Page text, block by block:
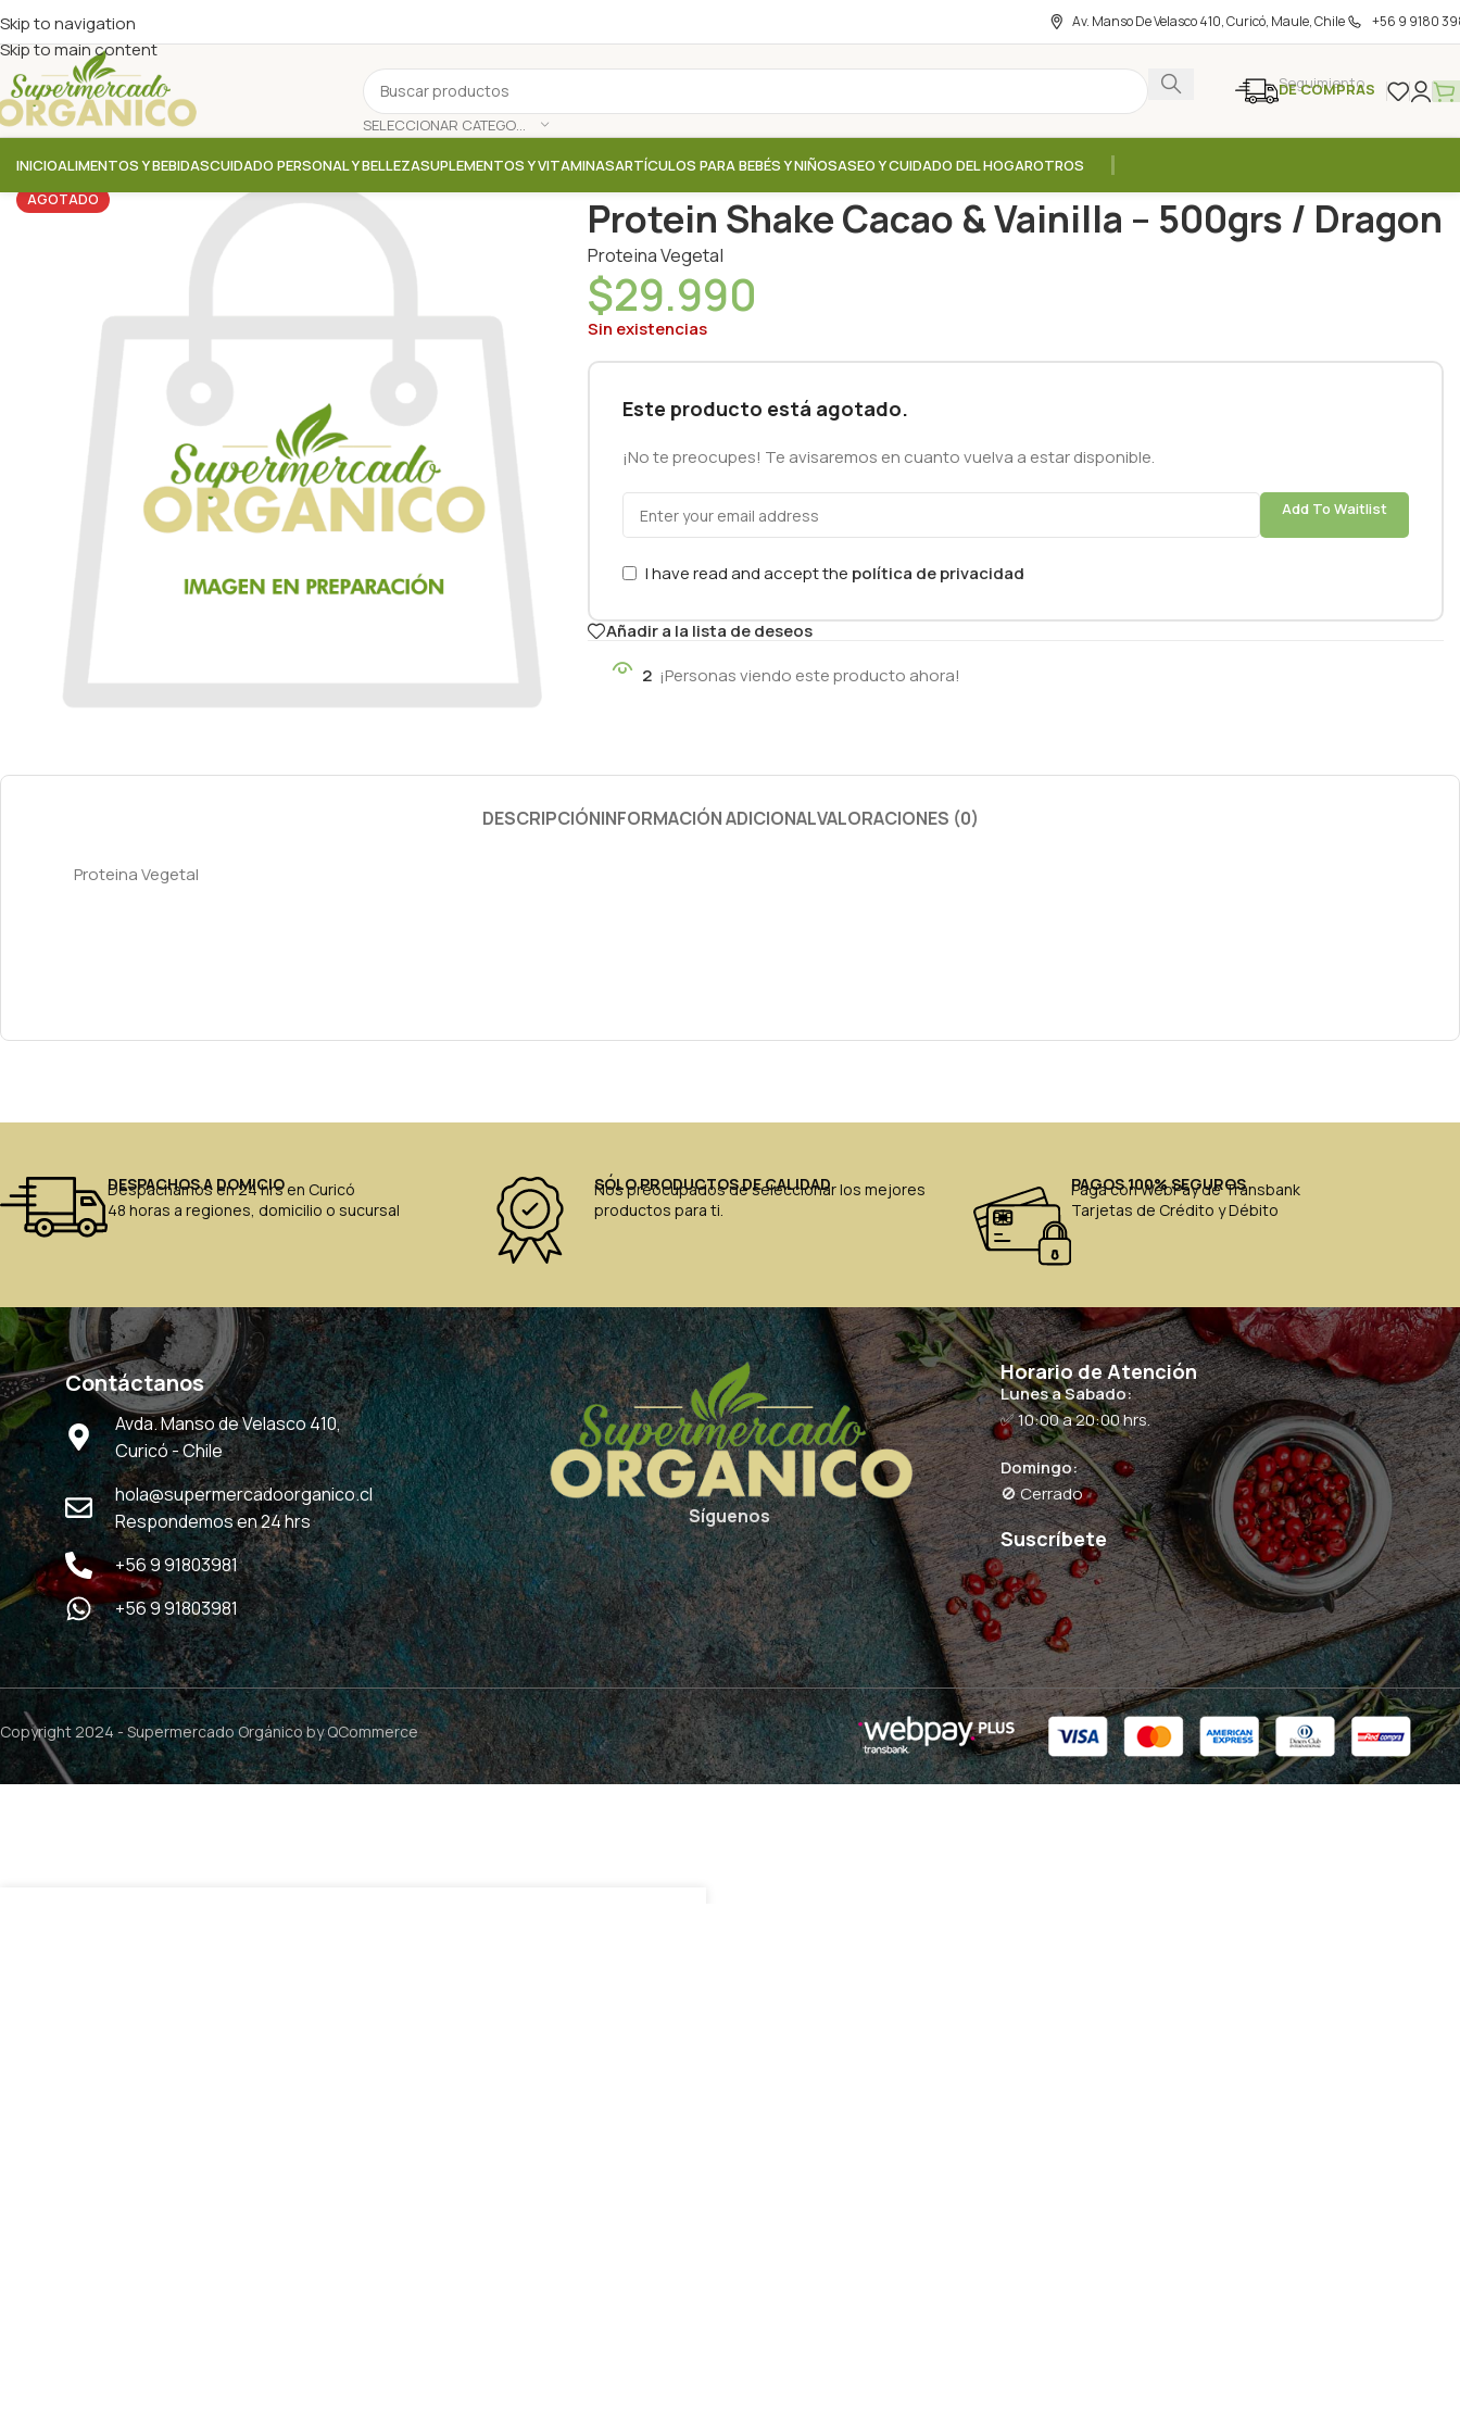
Skip to navigation
Skip to main content
Av. Manso De Velasco 410, Curicó, Maule, Chile +56 9 9180
SELECCIONAR CATEGORÍA
Seguimiento
DE COMPRAS
INICIOALIMENTOS Y BEBIDASCUIDADO PERSONAL Y BELLEZASUPLEMENTOS Y VITAMINASARTÍCULOS PARA BEBÉS Y NIÑOSASEO Y CUIDADO DEL HOGAROTROS
AGOTADO Protein Shake Cacao & Vainilla – 500grs / Dragon
Proteina Vegetal
$29.990
Sin existencias
Este producto está agotado.
¡No te preocupes! Te avisaremos en cuanto vuelva a estar disponible.
Add To Waitlist
I have read and accept the política de privacidad
Añadir a la lista de deseos
2 ¡Personas viendo este producto ahora!
DESCRIPCIÓNINFORMACIÓN ADICIONALVALORACIONES (0)
Proteina Vegetal
DESPACHOS A DOMICIO
Despachamos en 24 hrs en Curicó
48 horas a regiones, domicilio o sucursal
SÓLO PRODUCTOS DE CALIDAD
Nos preocupados de seleccionar los mejores
productos para ti.
PAGOS 100% SEGUROS
Paga con WebPay de Transbank
Tarjetas de Crédito y Débito
Contáctanos
Avda. Manso de Velasco 410,
Curicó - Chile
hola@supermercadoorganico.cl
Respondemos en 24 hrs
+56 9 91803981
+56 9 91803981
Síguenos
Horario de Atención
Lunes a Sabado:
✅ 10:00 a 20:00 hrs.
Domingo:
🚫 Cerrado
Suscríbete
Copyright 2024 -Supermercado Orgánicoby QCommerce